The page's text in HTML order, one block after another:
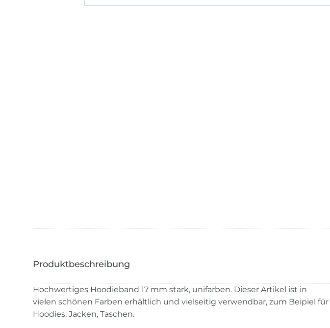
Hochwertiges Hoodieband 17 mm stark, unifarben. Dieser Artikel ist in
vielen schönen Farben erhältlich und vielseitig verwendbar, zum Beipiel für
Hoodies, Jacken, Taschen.